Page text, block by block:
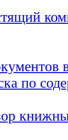
по